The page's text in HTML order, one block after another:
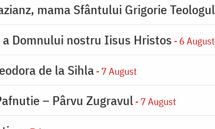
mama Sfântului Grigorie Teologul
Domnului nostru Iisus Hristos - 6 August
de la Sihla- 7 August
– Pârvu Zugravul - 7 August